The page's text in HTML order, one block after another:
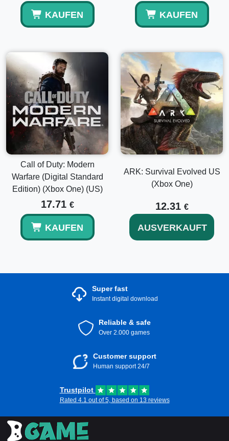
KAUFEN KAUFEN
Call of Duty: Modern
Warfare (Digital Standard
Edition) (Xbox One) (US)
17.71 €
KAUFEN
ARK: Survival Evolved US
(Xbox One)
12.31 €
AUSVERKAUFT
Super fast
Instant digital download
Reliable & safe
Over 2.000 games
Customer support
Human support 24/7
Trustpilot
Rated 4.1 out of 5, based on 13 reviews